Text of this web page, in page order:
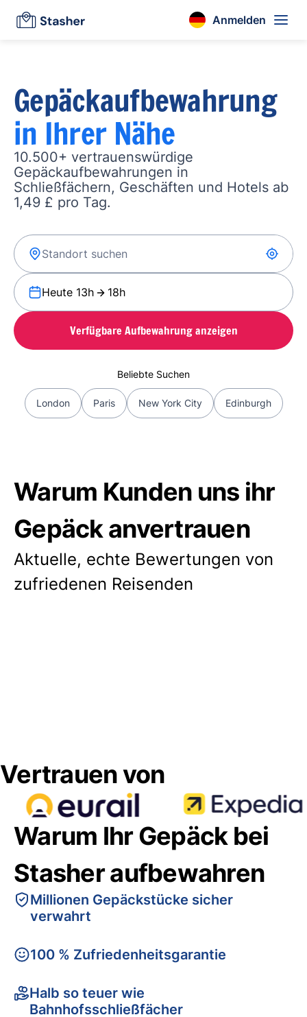
Anmelden
Gepäckaufbewahrung
in Ihrer Nähe
10.500+ vertrauenswürdige
Gepäckaufbewahrungen in
Schließfächern, Geschäften und Hotels ab
1,49 £ pro Tag.
Heute 13h 18h
Verfügbare Aufbewahrung anzeigen
Beliebte Suchen
London Paris New York City Edinburgh
Warum Kunden uns ihr
Gepäck anvertrauen
Aktuelle, echte Bewertungen von
zufriedenen Reisenden
Vertrauen von
Warum Ihr Gepäck bei
Stasher aufbewahren
Millionen Gepäckstücke sicher
verwahrt
100 % Zufriedenheitsgarantie
Halb so teuer wie
Bahnhofsschließfächer